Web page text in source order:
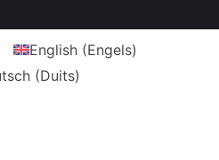
English(Engels)
(Duits)